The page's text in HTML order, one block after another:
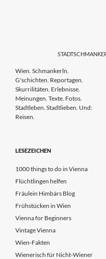
STADTL(i)EBEN WIEN
Wien. Schmankerln. G'schichten.
Reportagen. Skurrilitäten.
Erlebnisse. Meinungen. Tipps.
Fotos. Stadtleben & Stadtlieben.
Wien. Schmankerln.
G'schichten. Reportagen.
Skurrilitäten. Erlebnisse.
Meinungen. Texte. Fotos.
Stadtleben. Stadtlieben. Und:
Reisen.
LESEZEICHEN
1000 things to do in Vienna
Flüchtlingen helfen
Fräulein Himbärs Blog
Frühstücken in Wien
Vienna for Beginners
Vintage Vienna
Wien-Fakten
Wienerisch für Nicht-Wiener